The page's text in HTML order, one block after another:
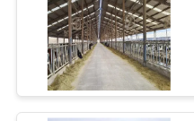
वीडियो
वीआर
दिखाएँ